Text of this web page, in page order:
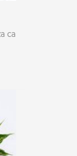
ca